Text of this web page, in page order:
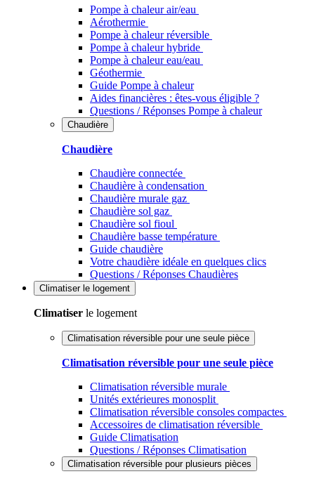
Pompe à chaleur air/eau
Aérothermie
Pompe à chaleur réversible
Pompe à chaleur hybride
Pompe à chaleur​ eau/eau
Géothermie
Guide Pompe à chaleur
Aides financières : êtes-vous éligible ?
Questions / Réponses Pompe à chaleur
Chaudière
Chaudière
Chaudière connectée
Chaudière à condensation
Chaudière murale gaz
Chaudière sol gaz
Chaudière sol fioul
Chaudière basse température
Guide chaudière
Votre chaudière idéale en quelques clics
Questions / Réponses Chaudières
Climatiser le logement
Climatiser le logement
Climatisation réversible pour une seule pièce
Climatisation réversible pour une seule pièce
Climatisation réversible murale
Unités extérieures monosplit
Climatisation réversible consoles compactes
Accessoires de climatisation réversible
Guide Climatisation
Questions / Réponses Climatisation
Climatisation réversible pour plusieurs pièces